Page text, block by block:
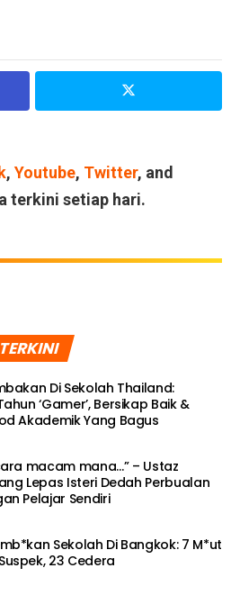
, Youtube, Twitter, and
terkini setiap hari.
TERKINI
Di Sekolah Thailand:
‘Gamer’, Bersikap Baik &
Akademik Yang Bagus
macam mana…” – Ustaz
Lepas Isteri Dedah Perbualan
Pelajar Sendiri
Sekolah Di Bangkok: 7 M*ut
23 Cedera